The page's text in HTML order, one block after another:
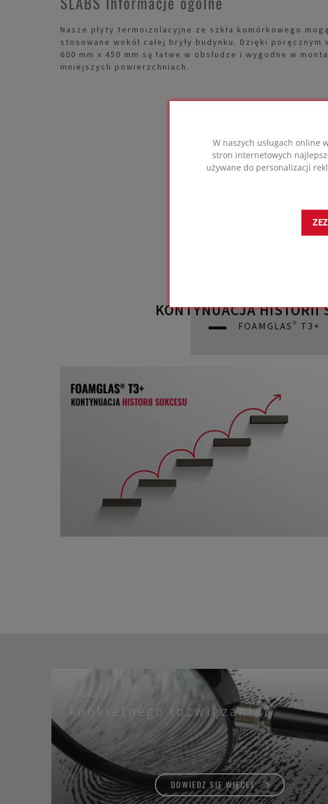
W naszych usługach online
stron internetowych
używane do personalizacji
Nasze płyty termoizolacyjne ze szkła komórkowego
stosowane wokół całej bryły budynku. Dzięki poręcznym
600 mm x 450 mm są łatwe w obsłudze i wygodne w
mniejszych powierzchniach.
KONTYNUACJA HISTORII
FOAMGLAS® T3+
Szukasz
konkretnego rozwiązania?
DOWIEDZ SIĘ WIĘCEJ